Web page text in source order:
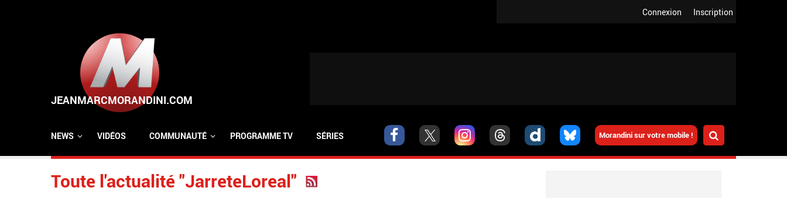
Inscription
Connexion
Morandini sur votre mobile !
NEWS VIDÉOS COMMUNAUTÉ PROGRAMME TV SÉRIES
Toute l'actualité "JarreteLoreal"